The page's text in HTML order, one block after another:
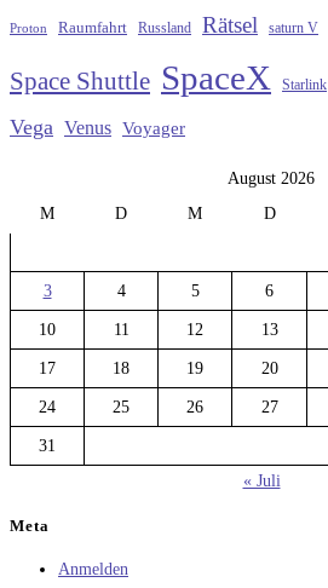
Proton Raumfahrt Russland Rätsel saturn V
Space Shuttle SpaceX Starlink
Vega Venus Voyager
August 2026
M
D M D
3 4 5 6
10 11 12 13
17 18 19 20
24 25 26 27
31
« Juli
Meta
Anmelden